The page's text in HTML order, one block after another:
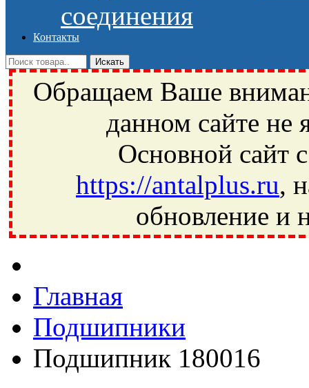
соединения
Контакты
Обращаем Ваше
данном сайте не
Основной сайт
https://antalplus.ru,
обновление и
Ивантеевка, подшипники, пневматика, метизы, техника,
Главная
Подшипники
Подшипник 180016